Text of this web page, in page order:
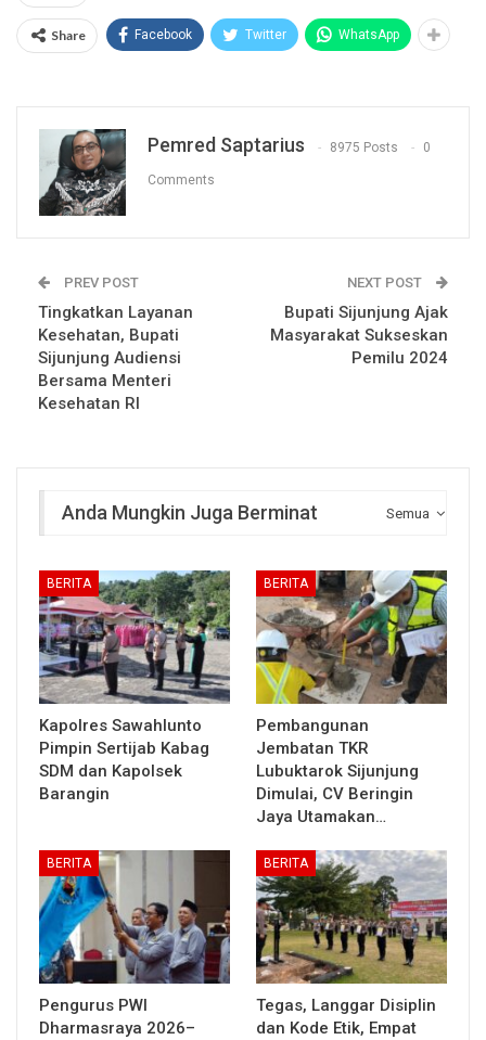
Share Facebook Twitter WhatsApp
Pemred Saptarius 8975 Posts 0
Comments
PREV POST
Tingkatkan Layanan
Kesehatan, Bupati
Sijunjung Audiensi
Bersama Menteri
Kesehatan RI
NEXT POST
Bupati Sijunjung Ajak
Masyarakat Sukseskan
Pemilu 2024
Semua
Anda Mungkin Juga Berminat
BERITA
Kapolres Sawahlunto
Pimpin Sertijab Kabag
SDM dan Kapolsek
Barangin
BERITA
Pembangunan
Jembatan TKR
Lubuktarok Sijunjung
Dimulai, CV Beringin
Jaya Utamakan…
BERITA
Pengurus PWI
Dharmasraya 2026–
BERITA
Tegas, Langgar Disiplin
dan Kode Etik, Empat